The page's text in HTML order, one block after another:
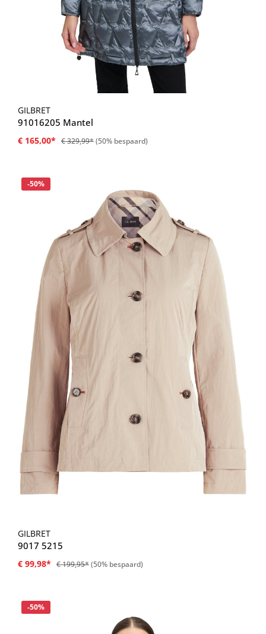
GILBRET
91016205 Mantel
€ 165,00* € 329,99*(50% bespaard)
Korting
-50%
GILBRET
9017 5215
€ 99,98* € 199,95*(50% bespaard)
Korting
-50%